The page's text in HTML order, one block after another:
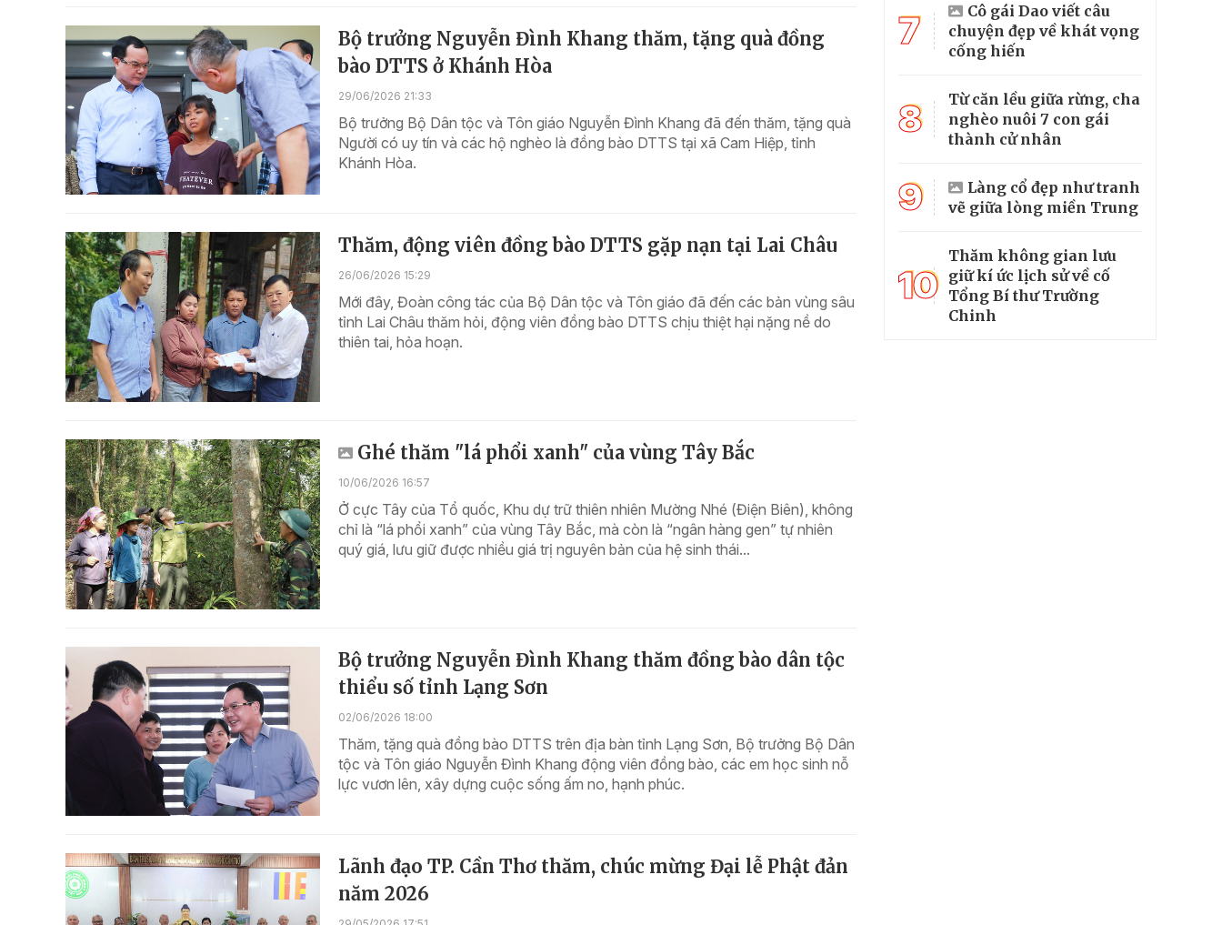
Bộ trưởng Nguyễn Đình Khang thăm, tặng quà đồng
bào DTTS ở Khánh Hòa
29/06/2026 21:33
Bộ trưởng Bộ Dân tộc và Tôn giáo Nguyễn Đình Khang đã đến thăm, tặng quà
Người có uy tín và các hộ nghèo là đồng bào DTTS tại xã Cam Hiệp, tỉnh
Khánh Hòa.
Thăm, động viên đồng bào DTTS gặp nạn tại Lai Châu
26/06/2026 15:29
Mới đây, Đoàn công tác của Bộ Dân tộc và Tôn giáo đã đến các bản vùng sâu
tỉnh Lai Châu thăm hỏi, động viên đồng bào DTTS chịu thiệt hại nặng nề do
thiên tai, hỏa hoạn.
Ghé thăm "lá phổi xanh" của vùng Tây Bắc
10/06/2026 16:57
Ở cực Tây của Tổ quốc, Khu dự trữ thiên nhiên Mường Nhé (Điện Biên), không
chỉ là “lá phổi xanh” của vùng Tây Bắc, mà còn là “ngân hàng gen” tự nhiên
quý giá, lưu giữ được nhiều giá trị nguyên bản của hệ sinh thái...
Bộ trưởng Nguyễn Đình Khang thăm đồng bào dân tộc
thiểu số tỉnh Lạng Sơn
02/06/2026 18:00
Thăm, tặng quà đồng bào DTTS trên địa bàn tỉnh Lạng Sơn, Bộ trưởng Bộ Dân
tộc và Tôn giáo Nguyễn Đình Khang động viên đồng bào, các em học sinh nỗ
lực vươn lên, xây dựng cuộc sống ấm no, hạnh phúc.
Lãnh đạo TP. Cần Thơ thăm, chúc mừng Đại lễ Phật đản
năm 2026
7
Cô gái Dao viết câu
chuyện đẹp về khát vọng
cống hiến
8
Từ căn lều giữa rừng, cha
nghèo nuôi 7 con gái
thành cử nhân
9
Làng cổ đẹp như tranh
vẽ giữa lòng miền Trung
10
Thăm không gian lưu
giữ kí ức lịch sử về cố
Tổng Bí thư Trường
Chinh